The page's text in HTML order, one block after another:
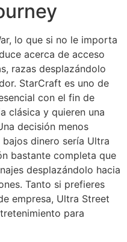
lo que si no le importa
acerca de acceso
razas desplazándolo
StarCraft es uno de
con el fin de
clásica y quieren una
decisión menos
dinero serí­a Ultra
bastante completa que
desplazándolo hacia
Tanto si prefieres
empresa, Ultra Street
para